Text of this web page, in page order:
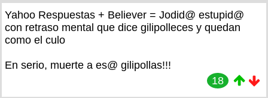
Yahoo Respuestas + Believer = Jodid@ estupid@
con retraso mental que dice gilipolleces y quedan
como el culo
En serio, muerte a es@ gilipollas!!!
18